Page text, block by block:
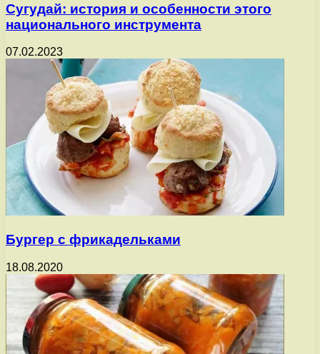
Сугудай: история и особенности этого
национального инструмента
07.02.2023
Бургер с фрикадельками
18.08.2020